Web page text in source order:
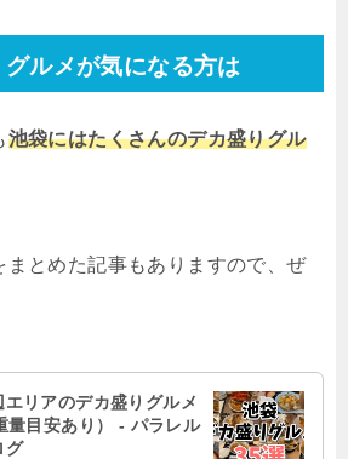
ルメが気になる方は
池袋にはたくさんのデカ盛りグル
まとめた記事もありますので、ぜ
エリアのデカ盛りグルメ
量目安あり） - パラレル
グ